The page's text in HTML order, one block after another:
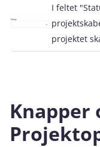
I feltet
projektet
Knapper